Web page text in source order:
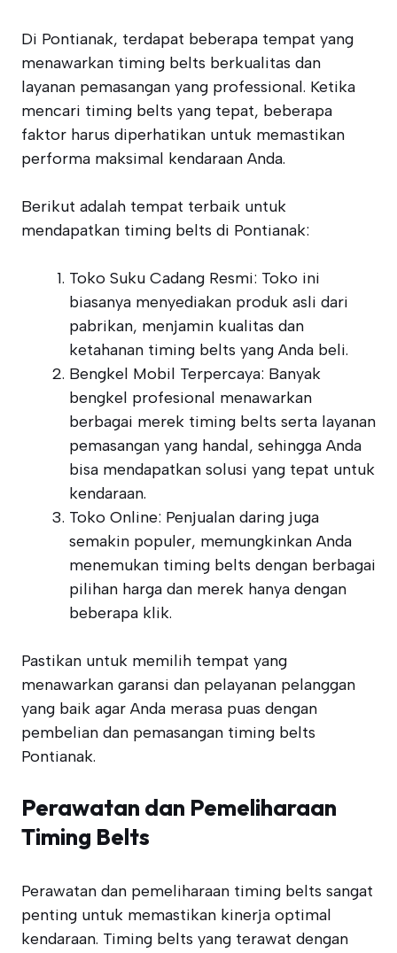
Di Pontianak, terdapat beberapa tempat yang
menawarkan timing belts berkualitas dan
layanan pemasangan yang professional. Ketika
mencari timing belts yang tepat, beberapa
faktor harus diperhatikan untuk memastikan
performa maksimal kendaraan Anda.
Berikut adalah tempat terbaik untuk
mendapatkan timing belts di Pontianak:
Toko Suku Cadang Resmi: Toko ini
biasanya menyediakan produk asli dari
pabrikan, menjamin kualitas dan
ketahanan timing belts yang Anda beli.
Bengkel Mobil Terpercaya: Banyak
bengkel profesional menawarkan
berbagai merek timing belts serta layanan
pemasangan yang handal, sehingga Anda
bisa mendapatkan solusi yang tepat untuk
kendaraan.
Toko Online: Penjualan daring juga
semakin populer, memungkinkan Anda
menemukan timing belts dengan berbagai
pilihan harga dan merek hanya dengan
beberapa klik.
Pastikan untuk memilih tempat yang
menawarkan garansi dan pelayanan pelanggan
yang baik agar Anda merasa puas dengan
pembelian dan pemasangan timing belts
Pontianak.
Perawatan dan Pemeliharaan
Timing Belts
Perawatan dan pemeliharaan timing belts sangat
penting untuk memastikan kinerja optimal
kendaraan. Timing belts yang terawat dengan